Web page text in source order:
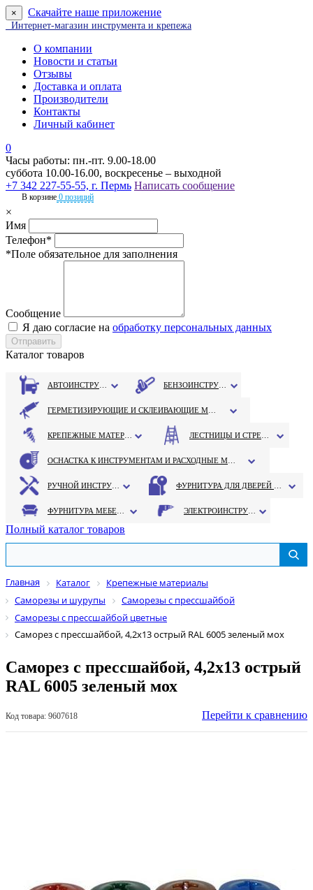
× Скачайте наше приложение
Интернет-магазин инструмента и крепежа
О компании
Новости и статьи
Отзывы
Доставка и оплата
Производители
Контакты
Личный кабинет
0
Часы работы: пн.-пт. 9.00-18.00
суббота 10.00-16.00, воскресенье – выходной
+7 342 227-55-55, г. Пермь Написать сообщение
В корзине 0 позиций
×
Имя
Телефон*
*Поле обязательное для заполнения
Сообщение
Я даю согласие на обработку персональных данных
Каталог товаров
Полный каталог товаров
Главная Каталог
Крепежные материалы
Саморезы и шурупы
Саморезы с прессшайбой
Саморезы с прессшайбой цветные
Саморез с прессшайбой, 4,2х13 острый RAL 6005 зеленый мох
Саморез с прессшайбой, 4,2х13 острый
RAL 6005 зеленый мох
Код товара: 9607618 Перейти к сравнению